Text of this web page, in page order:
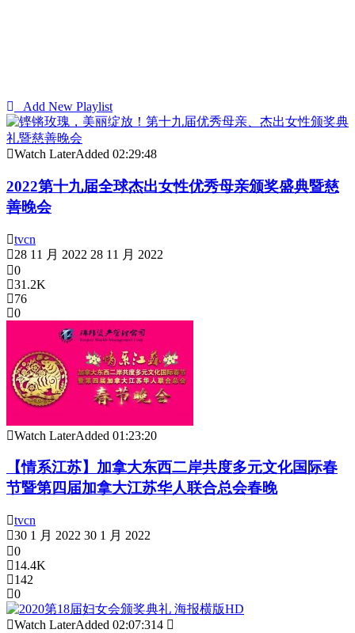
Add New Playlist
Watch LaterAdded 02:29:48
2022第十九届全球杰出女性优秀母亲颁奖盛典暨慈
善晚会
tvcn
28 11 月 2022 28 11 月 2022
0
31.2K
76
0
Watch LaterAdded 01:23:20
【情系江苏】加拿大东西二岸共度多元文化国际春
节暨第四届加拿大江苏华人联合总会春晚
tvcn
30 1 月 2022 30 1 月 2022
0
14.4K
142
0
Watch LaterAdded 02:07:314